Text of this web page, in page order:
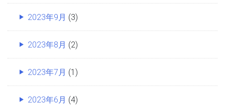
2023年9月 (3)
2023年8月 (2)
2023年7月 (1)
2023年6月 (4)